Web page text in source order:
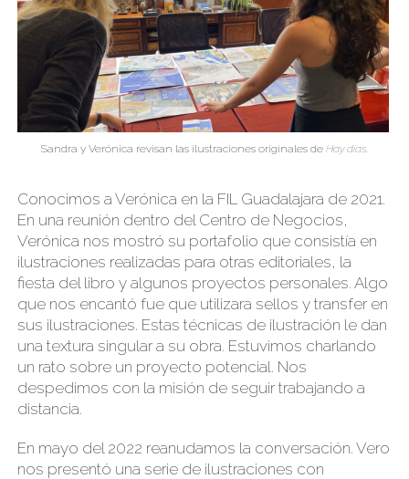
Sandra y Verónica revisan las ilustraciones originales de Hay días
Conocimos a Verónica en la FIL Guadalajara de 2021.
En una reunión dentro del Centro de Negocios,
Verónica nos mostró su portafolio que consistía en
ilustraciones realizadas para otras editoriales, la
fiesta del libro y algunos proyectos personales. Algo
que nos encantó fue que utilizara sellos y transfer en
sus ilustraciones. Estas técnicas de ilustración le dan
una textura singular a su obra. Estuvimos charlando
un rato sobre un proyecto potencial. Nos
despedimos con la misión de seguir trabajando a
distancia.
En mayo del 2022 reanudamos la conversación. Vero
nos presentó una serie de ilustraciones con